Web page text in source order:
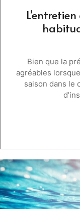
Bien que la
agréables
saison dans le